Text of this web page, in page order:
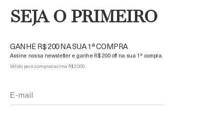
SEJA O PRIMEIRO
GANHE R$ 200 NA SUA 1ª COMPRA
Assine nossa newsletter e ganhe R$ 200 off na sua 1ª compra.
Válido para compras acima R$ 2.000.